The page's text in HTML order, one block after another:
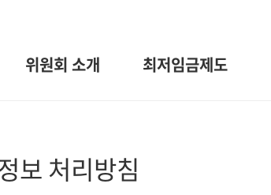
위원회 소개 최저임금제도
보 처리방침